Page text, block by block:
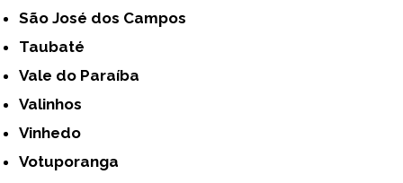
São José dos Campos
Taubaté
Vale do Paraíba
Valinhos
Vinhedo
Votuporanga